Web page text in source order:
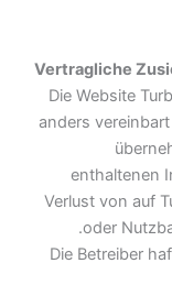
Die Website
anders
enthaltenen
Verlust von auf
oder
Die Betreiber